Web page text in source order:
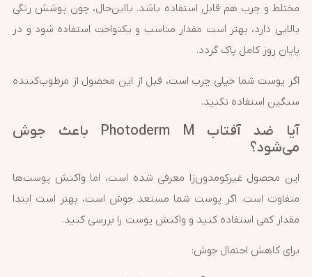
مختلط و چرب هم قابل استفاده باشد. بااین‌حال، چون پوشش رنگی
بالایی دارد، بهتر است مقدار مناسب و یکنواخت استفاده شود و در
پایان روز کامل پاک گردد.
اگر پوست شما خیلی چرب است، قبل از این محصول از مرطوب‌کننده
سنگین استفاده نکنید.
آیا ضد آفتاب Photoderm M باعث جوش
می‌شود؟
این محصول غیرکومدون‌زا معرفی شده است، اما واکنش پوست‌ها
متفاوت است. اگر پوست شما مستعد جوش است، بهتر است ابتدا
مقدار کمی استفاده کنید و واکنش پوست را بررسی کنید.
برای کاهش احتمال جوش: